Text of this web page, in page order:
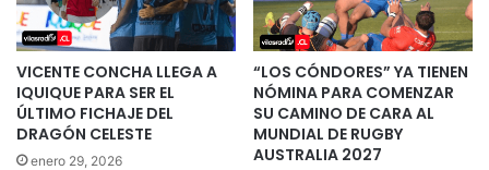
VICENTE CONCHA LLEGA A
IQUIQUE PARA SER EL
ÚLTIMO FICHAJE DEL
DRAGÓN CELESTE
enero 29, 2026
“LOS CÓNDORES” YA TIENEN
NÓMINA PARA COMENZAR
SU CAMINO DE CARA AL
MUNDIAL DE RUGBY
AUSTRALIA 2027